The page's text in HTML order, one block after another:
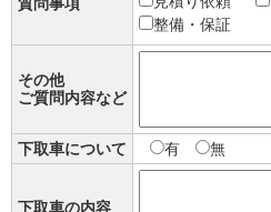
整備・保証
その他
ご質問内容など
下取車について 有 無
下取車の内容